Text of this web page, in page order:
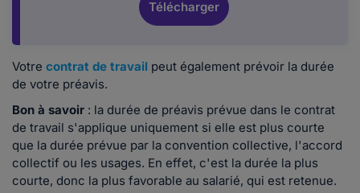
Télécharger
Votre contrat de travail peut également prévoir la durée
de votre préavis.
Bon à savoir : la durée de préavis prévue dans le contrat
de travail s'applique uniquement si elle est plus courte
que la durée prévue par la convention collective, l'accord
collectif ou les usages. En effet, c'est la durée la plus
courte, donc la plus favorable au salarié, qui est retenue.